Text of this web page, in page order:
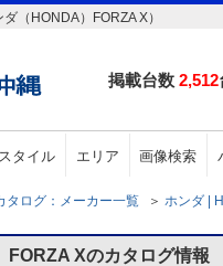
（HONDA）FORZA X）
掲載台数 2,512
スタイル エリア 画像検索
タログ：メーカー一覧 ＞ ホンダ |
FORZA Xのカタログ情報